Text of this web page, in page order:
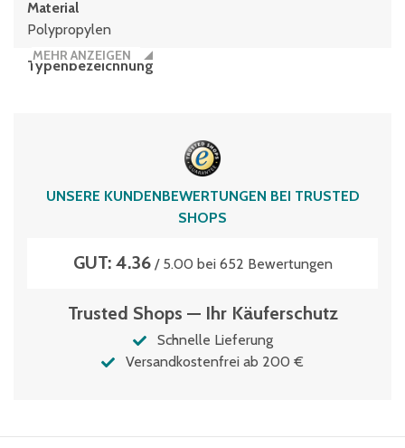
Material
Polypropylen
Typen­be­zeich­nung
MEHR ANZEIGEN
UNSERE KUNDENBEWERTUNGEN BEI TRUSTED
SHOPS
GUT: 4.36/ 5.00 bei 652 Bewertungen
Trusted Shops — Ihr Käuferschutz
Schnelle Lieferung
Versandkostenfrei ab 200 €